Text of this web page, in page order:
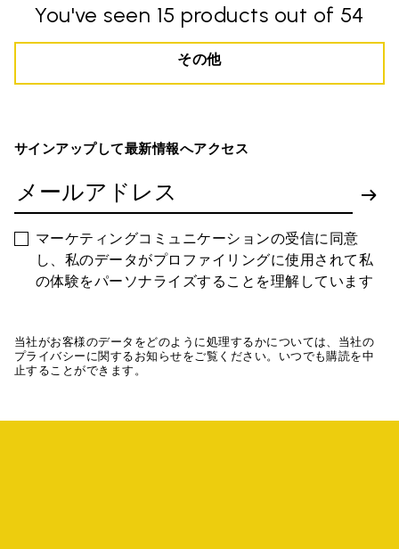
You've seen 15 products out of 54
その他
サインアップして最新情報へアクセス
マーケティングコミュニケーションの受信に同意
し、私のデータがプロファイリングに使用されて私
の体験をパーソナライズすることを理解しています
当社がお客様のデータをどのように処理するかについては、当社の
プライバシーに関するお知らせをご覧ください。いつでも購読を中
止することができます。